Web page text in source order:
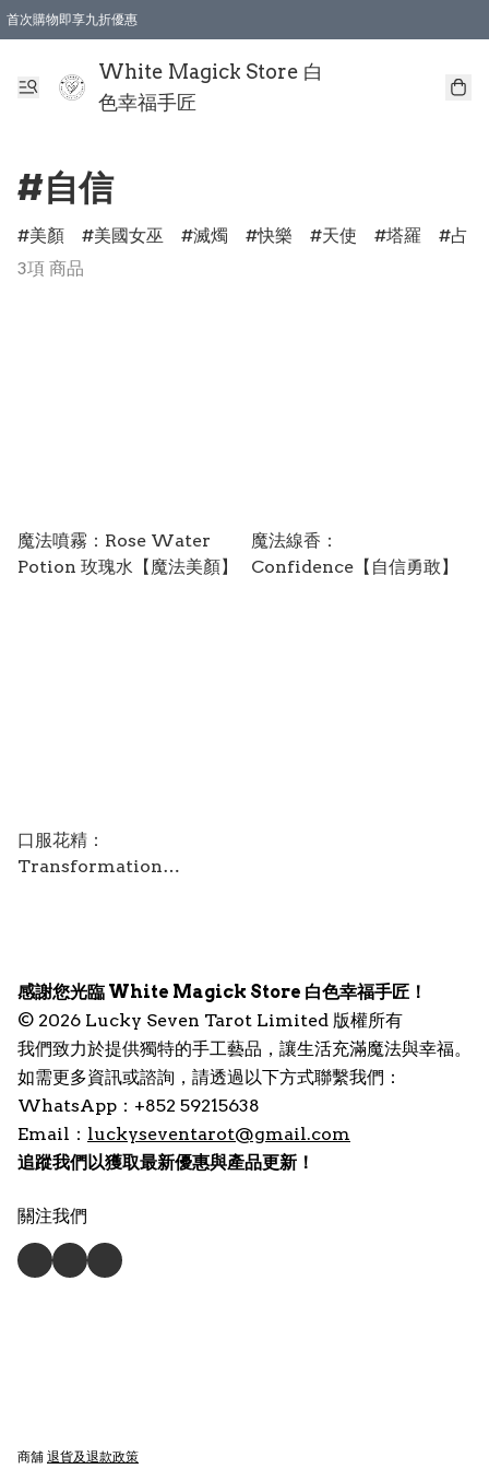
首次購物即享九折優惠
White Magick Store 白
色幸福手匠
#自信
美顏 美國女巫 滅燭 快樂 天使 塔羅
占卜
3項 商品
魔法噴霧：Rose Water
Potion 玫瑰水【魔法美顏】
魔法線香：
Confidence【自信勇敢】
口服花精：
Transformation
感謝您光臨 White Magick Store 白色幸福手匠！
© 2026 Lucky Seven Tarot Limited 版權所有
我們致力於提供獨特的手工藝品，讓生活充滿魔法與幸福。
如需更多資訊或諮詢，請透過以下方式聯繫我們：
WhatsApp：+852 59215638
Email： luckyseventarot@gmail.com
追蹤我們以獲取最新優惠與產品更新！
關注我們
商舖 退貨及退款政策